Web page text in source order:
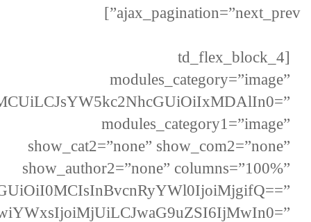
ajax_pagination=”next_prev”]
[td_flex_block_4
modules_category=”image”
modules_category1=”image”
show_cat2=”none” show_com2=”none”
show_author2=”none” columns=”100%”